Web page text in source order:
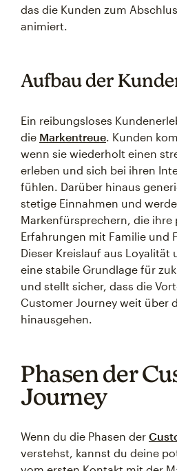
das die Kunden zum
animiert.
Aufbau der
Ein reibungsloses
die Markentreue. Kunden
wenn sie wiederholt einen
erleben und sich bei ihren
fühlen. Darüber hinaus
stetige Einnahmen und
Markenfürsprechern, die ihre
Erfahrungen mit Familie und
Dieser Kreislauf aus Loyalität
eine stabile Grundlage für
und stellt sicher, dass die
Customer Journey weit über
hinausgehen.
Phasen der
Journey
Wenn du die Phasen der
verstehst, kannst du deine